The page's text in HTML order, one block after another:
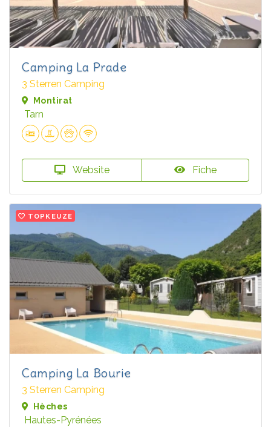
Camping La Prade
3 Sterren Camping
Montirat
Tarn
Website Fiche
TOPKEUZE
Camping La Bourie
3 Sterren Camping
Hèches
Hautes-Pyrénées